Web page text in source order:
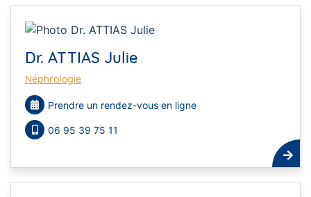
Dr. ATTIAS Julie
Néphrologie
Prendre un rendez-vous en ligne
06 95 39 75 11